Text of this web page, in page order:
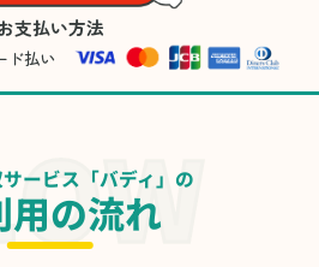
支払い方法
ド払い
ービス「バディ」の
用の流れ